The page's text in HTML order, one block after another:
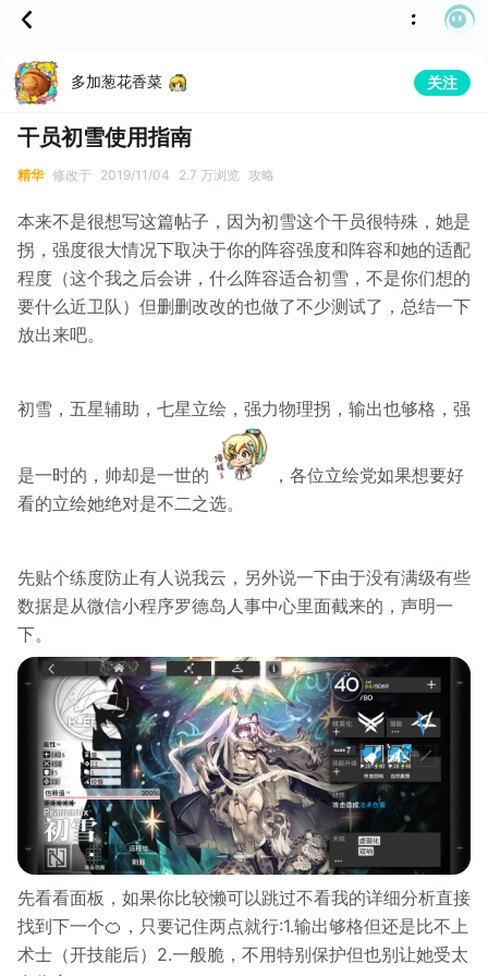
多加葱花香菜 关注
干员初雪使用指南
精华 修改于 2019/11/04 2.7 万浏览 攻略
本来不是很想写这篇帖子，因为初雪这个干员很特殊，她是
拐，强度很大情况下取决于你的阵容强度和阵容和她的适配
程度（这个我之后会讲，什么阵容适合初雪，不是你们想的
要什么近卫队）但删删改改的也做了不少测试了，总结一下
放出来吧。
初雪，五星辅助，七星立绘，强力物理拐，输出也够格，强
是一时的，帅却是一世的
，各位立绘党如果想要好
看的立绘她绝对是不二之选。
先贴个练度防止有人说我云，另外说一下由于没有满级有些
数据是从微信小程序罗德岛人事中心里面截来的，声明一
下。
先看看面板，如果你比较懒可以跳过不看我的详细分析直接
找到下一个🍊，只要记住两点就行:1.输出够格但还是比不上
术士（开技能后）2.一般脆，不用特别保护但也别让她受太